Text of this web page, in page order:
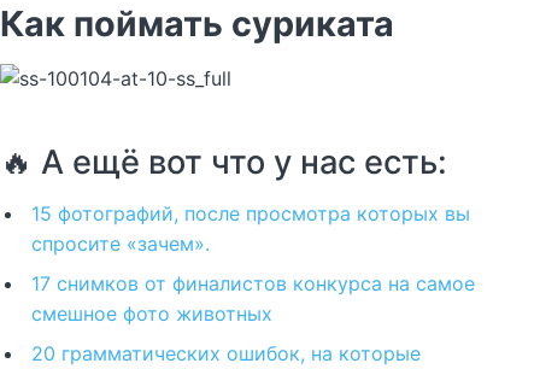
Как поймать суриката
🔥 А ещё вот что у нас есть:
15 фотографий, после просмотра которых вы
спросите «зачем».
17 снимков от финалистов конкурса на самое
смешное фото животных
20 грамматических ошибок, на которые